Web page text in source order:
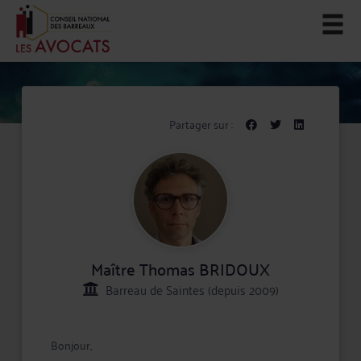
Partager sur :
Maître Thomas BRIDOUX
Barreau de Saintes (depuis 2009)
Bonjour,